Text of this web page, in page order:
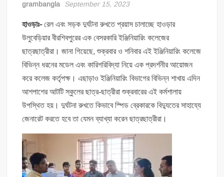
grambangla September 15, 2023
হাওড়াঃ-রেল এবং সড়ক দুর্ঘটনা রুখতে প্রয়াস চালাচ্ছে হাওড়ার
উলুবেড়িয়ার বীরশিবপুরের এক বেসরকারি ইঞ্জিনিয়ারিং কলেজের
ছাত্রছাত্রীরা। জানা গিয়েছে, শুক্রবার ও শনিবার এই ইঞ্জিনিয়ারিং কলেজে
বিভিন্ন ধরনের মডেল এবং কারিগরিবিদ্যা নিয়ে এক প্রদর্শনীর আয়োজন
করে কলেজ কর্তৃপক্ষ। এছাড়াও ইঞ্জিনিয়ারিং বিভাগের বিভিন্ন শাখায় এদিন
আশপাশের আটটি স্কুলের ছাত্র-ছাত্রীরা শুক্রবারের এই কর্মশালায়
উপস্থিত হয়। দুর্ঘটনা রুখতে কিভাবে স্পিড ব্রেকারকে বিদ্যুতের সাহায্যে
জেনারেট করতে হবে তা যেমন ব্যাখ্যা করেন ছাত্রছাত্রীরা।